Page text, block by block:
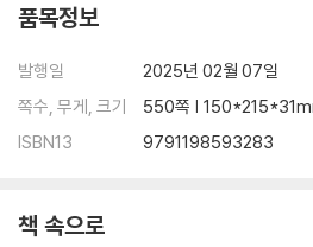
34 김구를 죽인 것은 이승만인가? 미국인가?
5장│해방정국을 감추지 말라
38 미군은 점령군, 소련군은 해방군이었다
품목정보
발행일
2025년 02월 07일
쪽수, 무게, 크기
550쪽 |
ISBN13
9791198593283
책 속으로